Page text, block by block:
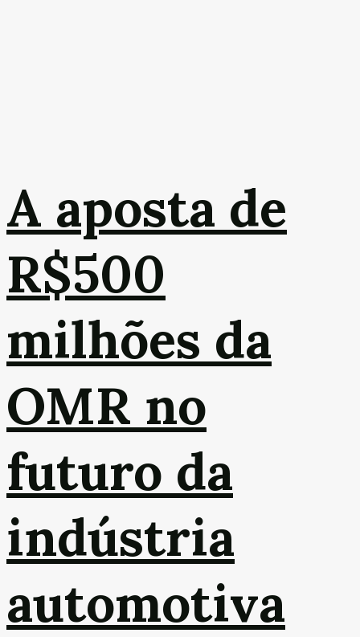
A aposta de
R$500
milhões da
OMR no
futuro da
indústria
automotiva